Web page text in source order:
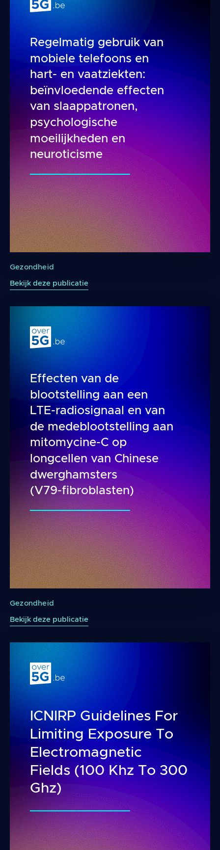
Regelmatig gebruik van
mobiele telefoons en
hart- en vaatziekten:
beïnvloedende effecten
van slaappatronen,
psychologische
moeilijkheden en
neuroticisme
Gezondheid
Bekijk deze publicatie
Effecten van de
blootstelling aan een
LTE-radiosignaal en van
de medeblootstelling aan
mitomycine-C op
longcellen van Chinese
dwerghamsters
(V79-fibroblasten)
Gezondheid
Bekijk deze publicatie
ICNIRP Guidelines For
Limiting Exposure To
Electromagnetic
Fields (100 Khz To 300
Ghz)